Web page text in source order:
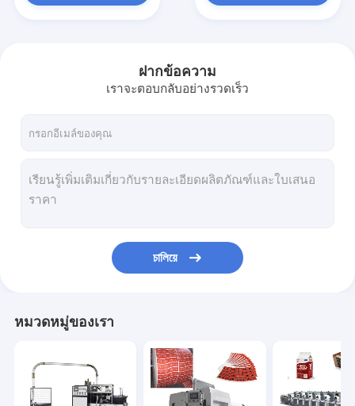
บ้าน
เกี่ยวกับเรา
ฝากข้อความ
เราจะตอบกลับอย่างรวดเร็ว
চালিয়ে
หมวดหมู่ของเรา